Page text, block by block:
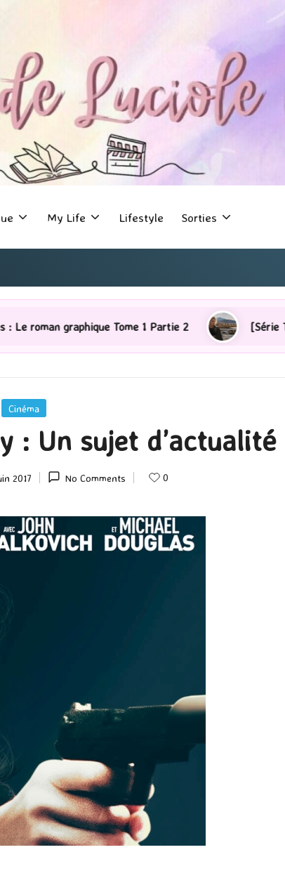
My Life Lifestyle Sorties
Partie 2 [Série TV] The Madison : J’ai adoré !
Posted
Cinéma
: Un sujet d’actualité
2017 No Comments 0